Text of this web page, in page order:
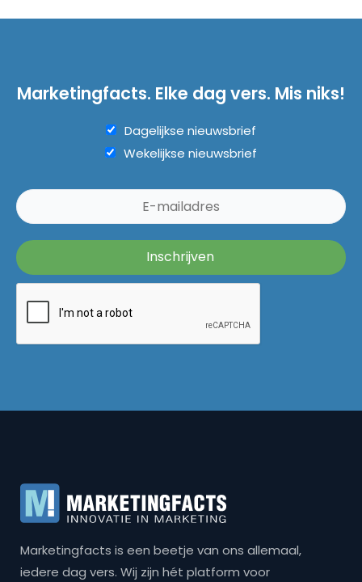
Marketingfacts. Elke dag vers. Mis niks!
Dagelijkse nieuwsbrief
Wekelijkse nieuwsbrief
Marketingfacts is een beetje van ons allemaal,
iedere dag vers. Wij zijn hét platform voor